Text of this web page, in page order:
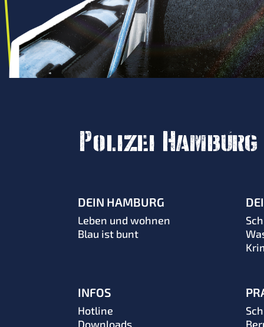
Polizei Hamburg
DEIN HAMBURG
Leben und wohnen
Blau ist bunt
INFOS
Hotline
Downloads